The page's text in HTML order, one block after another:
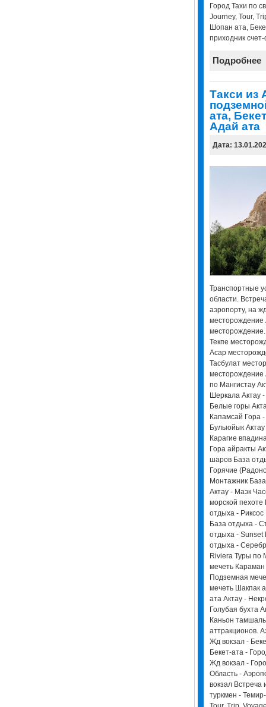
Город Тахи по
Journey, Tour,
Шопан ата,
приходник
Подробнее
Такси из
ата,
Адай ата
Дата:
Транспортные
области.
аэропорту, на
месторождение
Текпе
Асар
Тасбулат
месторождение
по Мангистау
Шеркала Актау -
Белые горы
Капамсай Гора
Булыойык
Карагие
Гора айракты
шаров База
Горячие
Монтажник
Актау - Маэк
морской
отдыха -
База отдыха -
отдыха - Sunset
отдыха -
Riviera Туры по
мечеть
Подземная
мечеть Шакпак
ата Актау -
Голубая бухта
Каньон тамшалы
аттракционов.
Жд вокзал -
Бекет-ата -
Жд вокзал -
Область -
вокзал Встреча
туркмен -